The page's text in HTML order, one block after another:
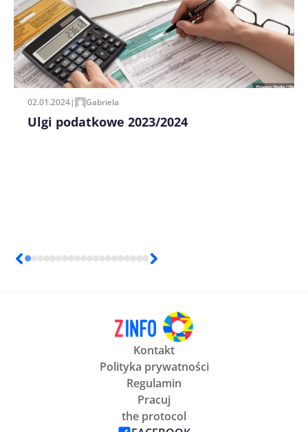
Zapamiętaj moje dane w tej przeglądarce podczas
pisania kolejnych komentarzy.
02.01.2024| Gabriela
Ulgi podatkowe 2023/2024
Kontakt
Polityka prywatności
Regulamin
Pracuj
the protocol